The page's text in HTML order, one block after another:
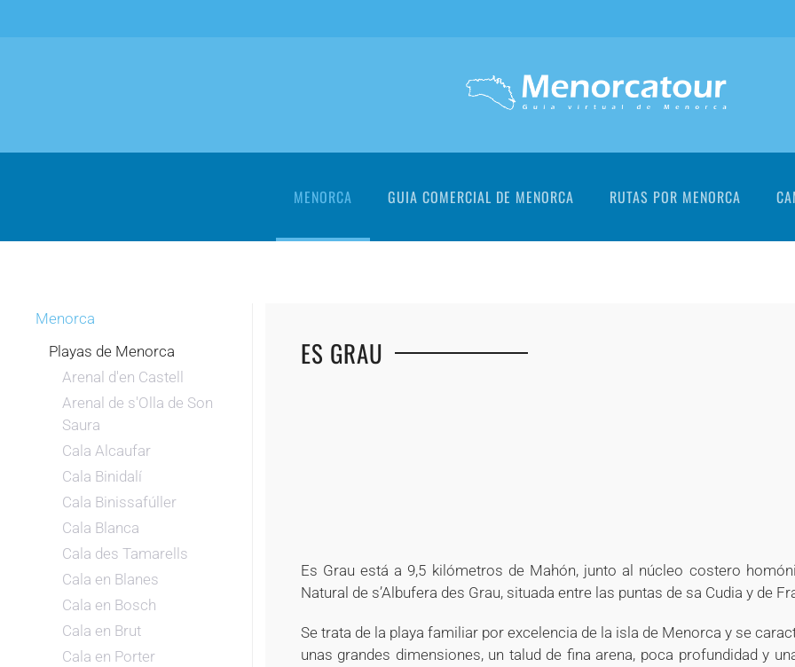
MENORCA GUIA COMERCIAL DE MENORCA RUTAS POR MENORCA
Menorca
Playas de Menorca
Arenal d'en Castell
Arenal de s'Olla de Son
Saura
Cala Alcaufar
Cala Binidalí
Cala Binissafúller
Cala Blanca
Cala des Tamarells
Cala en Blanes
Cala en Bosch
Cala en Brut
Cala en Porter
ES GRAU
Es Grau está a 9,5 kilómetros de Mahón, junto al núcleo costero
Natural de s’Albufera des Grau, situada entre las puntas de sa Cudia y de
Se trata de la playa familiar por excelencia de la isla de Menorca y se
unas grandes dimensiones, un talud de fina arena, poca profundidad y